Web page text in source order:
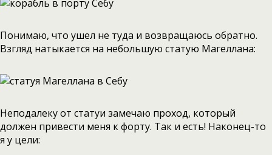
Понимаю, что ушел не туда и возвращаюсь обратно.
Взгляд натыкается на небольшую статую Магеллана:
Неподалеку от статуи замечаю проход, который
должен привести меня к форту. Так и есть! Наконец-то
я у цели: